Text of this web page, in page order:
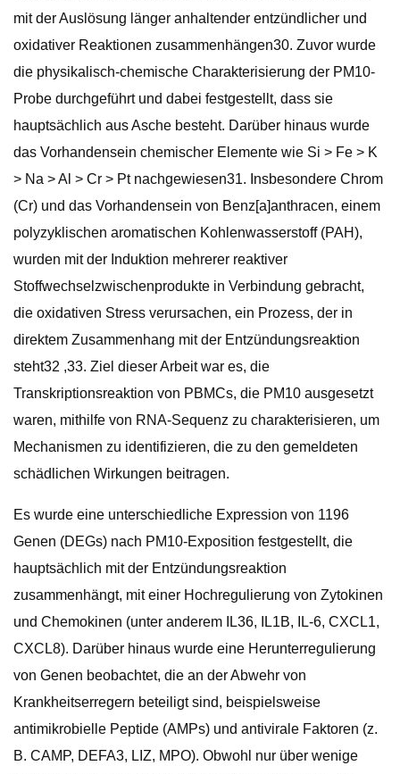
mit der Auslösung länger anhaltender entzündlicher und
oxidativer Reaktionen zusammenhängen30. Zuvor wurde
die physikalisch-chemische Charakterisierung der PM10-
Probe durchgeführt und dabei festgestellt, dass sie
hauptsächlich aus Asche besteht. Darüber hinaus wurde
das Vorhandensein chemischer Elemente wie Si > Fe > K
> Na > Al > Cr > Pt nachgewiesen31. Insbesondere Chrom
(Cr) und das Vorhandensein von Benz[a]anthracen, einem
polyzyklischen aromatischen Kohlenwasserstoff (PAH),
wurden mit der Induktion mehrerer reaktiver
Stoffwechselzwischenprodukte in Verbindung gebracht,
die oxidativen Stress verursachen, ein Prozess, der in
direktem Zusammenhang mit der Entzündungsreaktion
steht32 ,33. Ziel dieser Arbeit war es, die
Transkriptionsreaktion von PBMCs, die PM10 ausgesetzt
waren, mithilfe von RNA-Sequenz zu charakterisieren, um
Mechanismen zu identifizieren, die zu den gemeldeten
schädlichen Wirkungen beitragen.
Es wurde eine unterschiedliche Expression von 1196
Genen (DEGs) nach PM10-Exposition festgestellt, die
hauptsächlich mit der Entzündungsreaktion
zusammenhängt, mit einer Hochregulierung von Zytokinen
und Chemokinen (unter anderem IL36, IL1B, IL-6, CXCL1,
CXCL8). Darüber hinaus wurde eine Herunterregulierung
von Genen beobachtet, die an der Abwehr von
Krankheitserregern beteiligt sind, beispielsweise
antimikrobielle Peptide (AMPs) und antivirale Faktoren (z.
B. CAMP, DEFA3, LIZ, MPO). Obwohl nur über wenige